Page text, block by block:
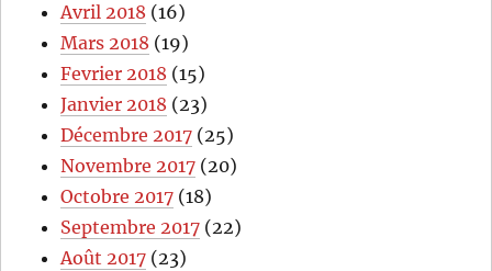
Avril 2018 (16)
Mars 2018 (19)
Fevrier 2018 (15)
Janvier 2018 (23)
Décembre 2017 (25)
Novembre 2017 (20)
Octobre 2017 (18)
Septembre 2017 (22)
Août 2017 (23)